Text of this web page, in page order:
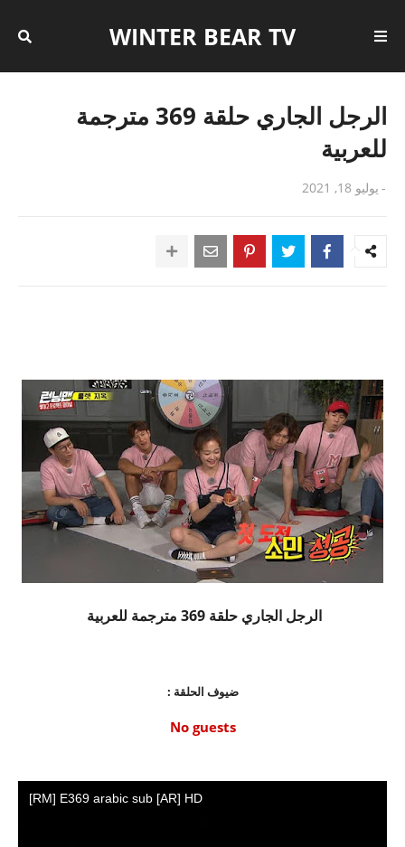
WINTER BEAR TV
الرجل الجاري حلقة 369 مترجمة
للعربية
- يوليو 18, 2021
الرجل الجاري حلقة 369 مترجمة للعربية
ضيوف الحلقة :
No guests